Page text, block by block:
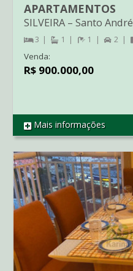
REF AP04553
APARTAMENTOS
SILVEIRA – Santo André
3 1 1 2
Venda:
R$ 900.000,00
Mais informações